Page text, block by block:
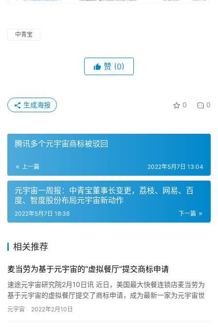
中青宝
赞 (0)
0 0
生成海报
腾讯多个元宇宙商标被驳回
上一篇 2022年5月7日 13:04
元宇宙一周报：中青宝董事长变更，荔枝、网易、百
度、智度股份布局元宇宙新动作
下一篇
2022年5月7日 18:38
相关推荐
麦当劳为基于元宇宙的“虚拟餐厅”提交商标申请
速途元宇宙研究院2月10日讯 近日，美国最大快餐连锁店麦当劳为
基于元宇宙的虚拟餐厅提交了商标申请，成为最新一家为元宇宙世
界中的虚拟商品和服务申请商标注册的公司。 据悉，麦当劳于2月…
元宇宙 2022年2月10日